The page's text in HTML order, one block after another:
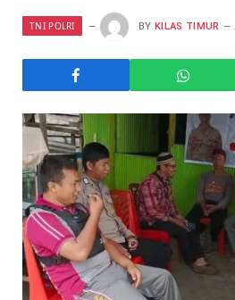
TNI POLRI BY KILAS TIMUR